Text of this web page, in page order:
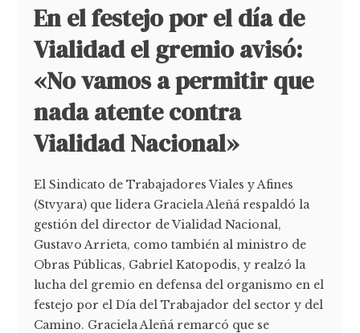
En el festejo por el día de
Vialidad el gremio avisó:
«No vamos a permitir que
nada atente contra
Vialidad Nacional»
El Sindicato de Trabajadores Viales y Afines
(Stvyara) que lidera Graciela Aleñá respaldó la
gestión del director de Vialidad Nacional,
Gustavo Arrieta, como también al ministro de
Obras Públicas, Gabriel Katopodis, y realzó la
lucha del gremio en defensa del organismo en el
festejo por el Día del Trabajador del sector y del
Camino. Graciela Aleñá remarcó que se